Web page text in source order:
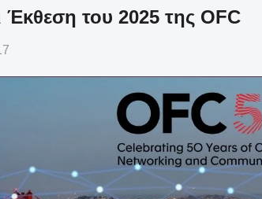
Έκθεση του 2025 της OFC